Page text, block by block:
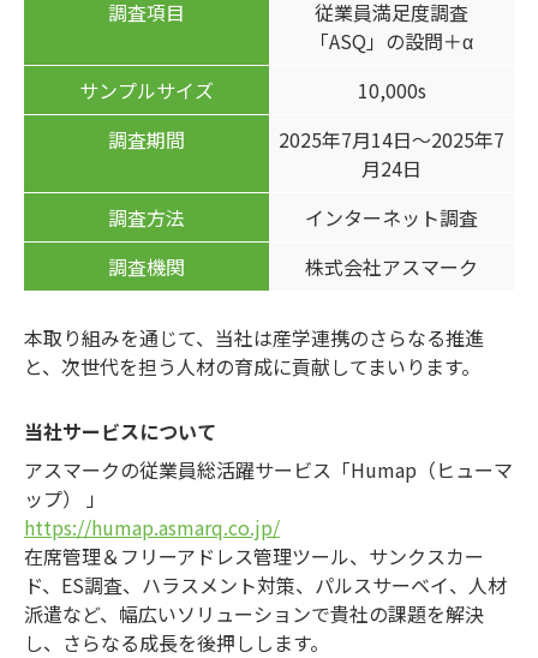
調査項目
従業員満足度調査
「ASQ」の設問＋α
サンプルサイズ
10,000s
調査期間
2025年7月14日～2025年7
月24日
調査方法
インターネット調査
調査機関
株式会社アスマーク
本取り組みを通じて、当社は産学連携のさらなる推進
と、次世代を担う人材の育成に貢献してまいります。
当社サービスについて
アスマークの従業員総活躍サービス「Humap（ヒューマ
ップ） 」
https://humap.asmarq.co.jp/
在席管理＆フリーアドレス管理ツール、サンクスカー
ド、ES調査、ハラスメント対策、パルスサーベイ、人材
派遣など、幅広いソリューションで貴社の課題を解決
し、さらなる成長を後押しします。